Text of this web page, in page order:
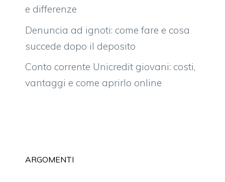
e differenze
Denuncia ad ignoti: come fare e cosa
succede dopo il deposito
Conto corrente Unicredit giovani: costi,
vantaggi e come aprirlo online
ARGOMENTI